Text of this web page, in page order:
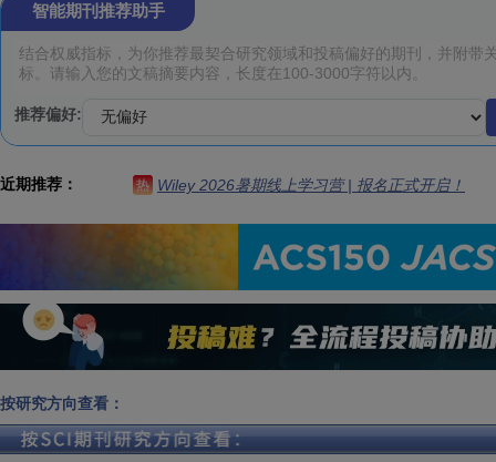
智能期刊推荐助手
推荐偏好:
近期推荐： 热 Wiley 2026暑期线上学习营 | 报名正式开启！
按研究方向查看：